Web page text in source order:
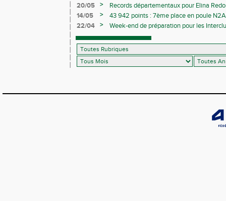
20/05
>
Records départementaux pour Elina
14/05
>
43 942 points : 7ème place en poule
22/04
>
Week-end de préparation pour les